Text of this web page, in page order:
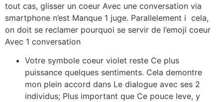
tout cas, glisser un coeur Avec une conversation via
smartphone n’est Manque 1 juge. Parallelement i cela,
on doit se reclamer pourquoi se servir de l’emoji coeur
Avec 1 conversation
Votre symbole coeur violet reste Ce plus
puissance quelques sentiments. Cela demontre
mon plein accord dans Le dialogue avec ses 2
individus; Plus important que Ce pouce leve, y